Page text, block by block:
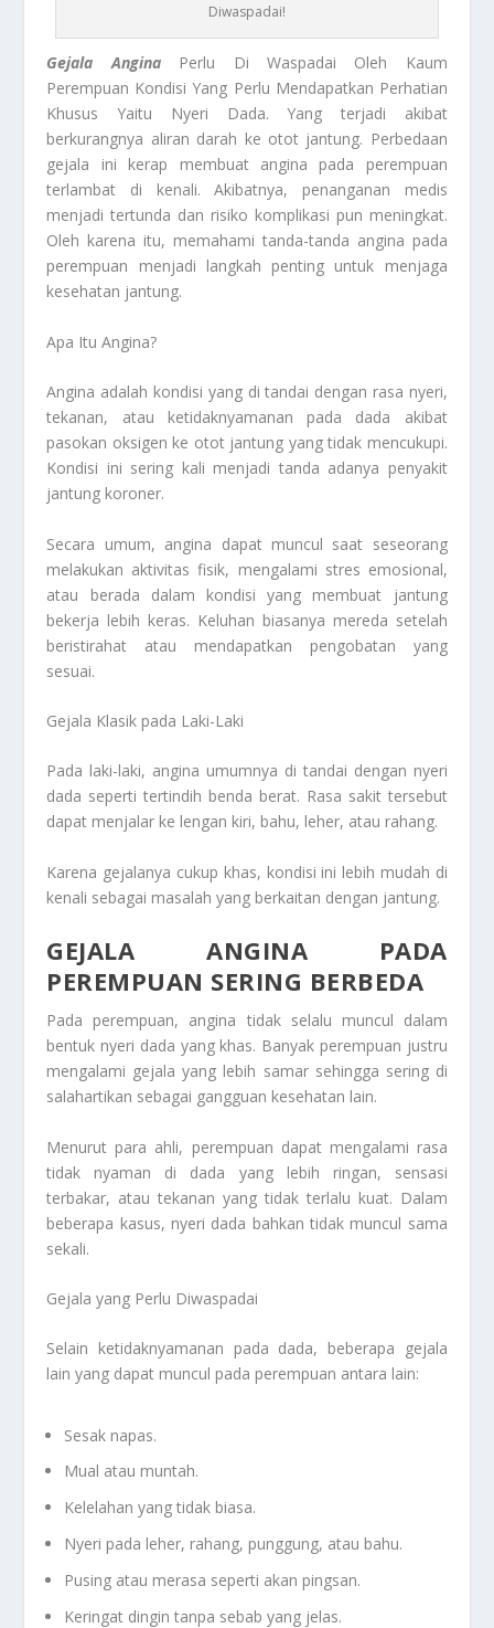
Diwaspadai!
Gejala AnginaPerlu Di Waspadai Oleh Kaum
Perempuan Kondisi Yang Perlu Mendapatkan Perhatian
Khusus Yaitu Nyeri Dada. Yang terjadi akibat
berkurangnya aliran darah ke otot jantung. Perbedaan
gejala ini kerap membuat angina pada perempuan
terlambat di kenali. Akibatnya, penanganan medis
menjadi tertunda dan risiko komplikasi pun meningkat.
Oleh karena itu, memahami tanda-tanda angina pada
perempuan menjadi langkah penting untuk menjaga
kesehatan jantung.
Apa Itu Angina?
Angina adalah kondisi yang di tandai dengan rasa nyeri,
tekanan, atau ketidaknyamanan pada dada akibat
pasokan oksigen ke otot jantung yang tidak mencukupi.
Kondisi ini sering kali menjadi tanda adanya penyakit
jantung koroner.
Secara umum, angina dapat muncul saat seseorang
melakukan aktivitas fisik, mengalami stres emosional,
atau berada dalam kondisi yang membuat jantung
bekerja lebih keras. Keluhan biasanya mereda setelah
beristirahat atau mendapatkan pengobatan yang
sesuai.
Gejala Klasik pada Laki-Laki
Pada laki-laki, angina umumnya di tandai dengan nyeri
dada seperti tertindih benda berat. Rasa sakit tersebut
dapat menjalar ke lengan kiri, bahu, leher, atau rahang.
Karena gejalanya cukup khas, kondisi ini lebih mudah di
kenali sebagai masalah yang berkaitan dengan jantung.
GEJALA ANGINA PADA
PEREMPUAN SERING BERBEDA
Pada perempuan, angina tidak selalu muncul dalam
bentuk nyeri dada yang khas. Banyak perempuan justru
mengalami gejala yang lebih samar sehingga sering di
salahartikan sebagai gangguan kesehatan lain.
Menurut para ahli, perempuan dapat mengalami rasa
tidak nyaman di dada yang lebih ringan, sensasi
terbakar, atau tekanan yang tidak terlalu kuat. Dalam
beberapa kasus, nyeri dada bahkan tidak muncul sama
sekali.
Gejala yang Perlu Diwaspadai
Selain ketidaknyamanan pada dada, beberapa gejala
lain yang dapat muncul pada perempuan antara lain:
Sesak napas.
Mual atau muntah.
Kelelahan yang tidak biasa.
Nyeri pada leher, rahang, punggung, atau bahu.
Pusing atau merasa seperti akan pingsan.
Keringat dingin tanpa sebab yang jelas.